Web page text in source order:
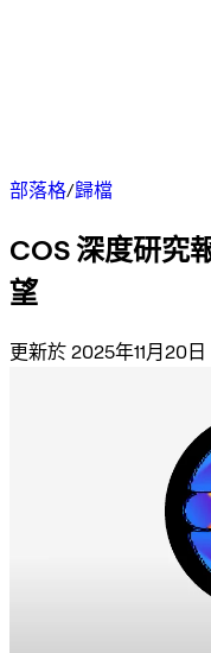
部落格/歸檔
COS 深度研究
望
更新於 2025年11月20日